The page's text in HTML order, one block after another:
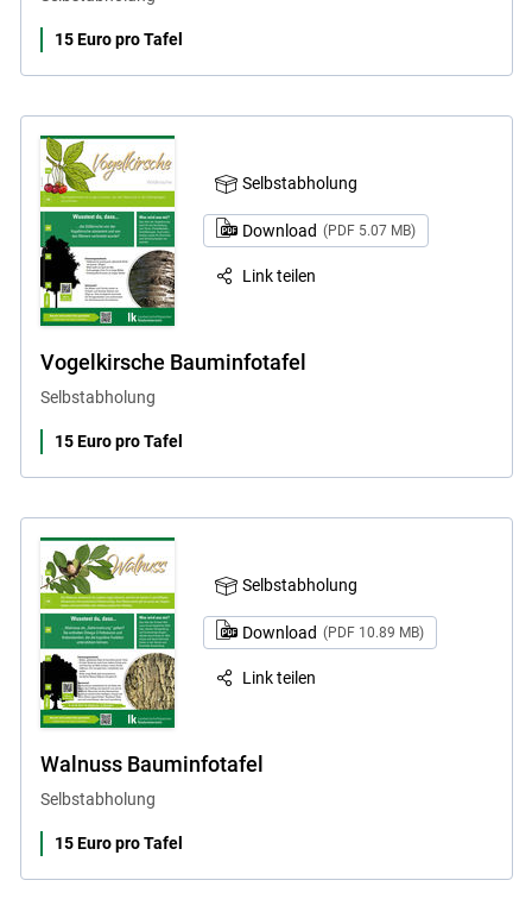
15 Euro pro Tafel
Selbstabholung
Download (PDF 5.07 MB)
Link teilen
Vogelkirsche Bauminfotafel
Selbstabholung
15 Euro pro Tafel
Selbstabholung
Download (PDF 10.89 MB)
Link teilen
Walnuss Bauminfotafel
Selbstabholung
15 Euro pro Tafel